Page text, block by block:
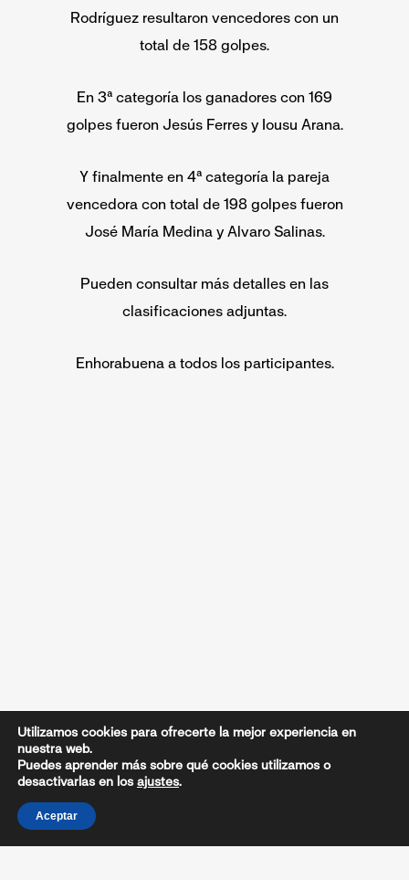
Rodríguez resultaron vencedores con un
total de 158 golpes.
En 3ª categoría los ganadores con 169
golpes fueron Jesús Ferres y Iousu Arana.
Y finalmente en 4ª categoría la pareja
vencedora con total de 198 golpes fueron
José María Medina y Alvaro Salinas.
Pueden consultar más detalles en las
clasificaciones adjuntas.
Enhorabuena a todos los participantes.
Utilizamos cookies para ofrecerte la mejor experiencia en
nuestra web.
Puedes aprender más sobre qué cookies utilizamos o
desactivarlas en losajustes.
Aceptar